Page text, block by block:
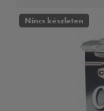
Nincs készleten